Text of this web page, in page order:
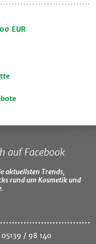
EUR
auf Facebook
aktuellsten Trends,
rund um Kosmetik und
05139 / 98 140